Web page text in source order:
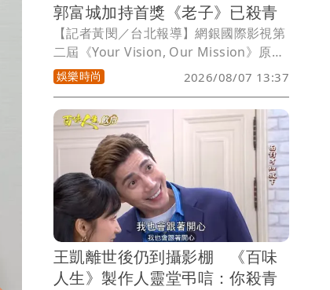
郭富城加持首獎《老子》已殺青
【記者黃閔／台北報導】網銀國際影視第
二屆《Your Vision, Our Mission》原創
長片劇本徵件活動將於今年 8月13日正式
展開，號召華語創作者踴躍投稿，透過完
整的影視開發與製作資源，發掘兼具商業
潛力、類型魅力及影像開發價值的原創作
品，讓更多優秀故事從紙本走向銀幕。
娛樂時尚 2026/08/07 13:37
王凱離世後仍到攝影棚 《百味
人生》製作人靈堂弔唁：你殺青